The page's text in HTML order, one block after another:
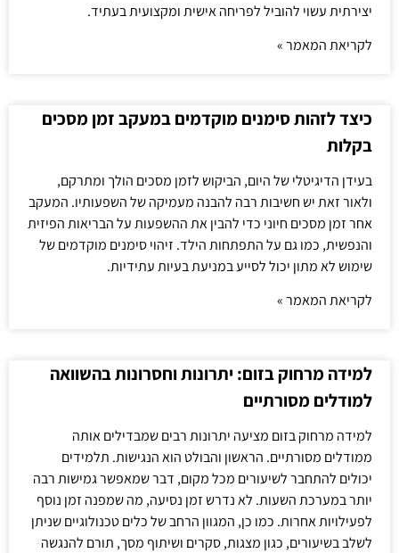
יצירתית עשוי להוביל לפריחה אישית ומקצועית בעתיד.
לקריאת המאמר »
כיצד לזהות סימנים מוקדמים במעקב זמן מסכים
בקלות
בעידן הדיגיטלי של היום, הביקוש לזמן מסכים הולך ומתרקם,
ולאור זאת יש חשיבות רבה להבנה מעמיקה של השפעותיו. המעקב
אחר זמן מסכים חיוני כדי להבין את ההשפעות על הבריאות הפיזית
והנפשית, כמו גם על התפתחות הילד. זיהוי סימנים מוקדמים של
שימוש לא מתון יכול לסייע במניעת בעיות עתידיות.
לקריאת המאמר »
למידה מרחוק בזום: יתרונות וחסרונות בהשוואה
למודלים מסורתיים
למידה מרחוק בזום מציעה יתרונות רבים שמבדילים אותה
ממודלים מסורתיים. הראשון והבולט הוא הנגישות. תלמידים
יכולים להתחבר לשיעורים מכל מקום, דבר שמאפשר גמישות רבה
יותר במערכת השעות. לא נדרש זמן נסיעה, מה שמפנה זמן נוסף
לפעילויות אחרות. כמו כן, המגוון הרחב של כלים טכנולוגיים שניתן
לשלב בשיעורים, כגון מצגות, סקרים ושיתוף מסך, תורם להנגשה